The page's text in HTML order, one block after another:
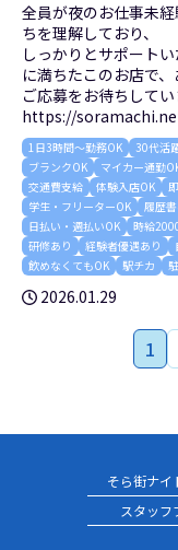
全員が夜のお仕事未
ちを理解しており、
しっかりとサポート
に満ちたこのお店で
ご応募をお待ちして
https://
1日3時間～勤務OK 30代活
ブランクOK
マイカー通勤
交通費支給
体験入店OK
学生・フリーターOK
履歴
日払い・週払いOK
時給
研修あり
経験者優遇あり
飲めなくてもOK
駅チカ
2026.01.29
1
そら街ナイ
スタッフ